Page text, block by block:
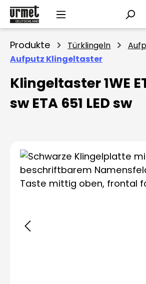
Zum Hauptinhalt springen
Produkte Türklingeln
Aufputz Klingeltaster
Klingeltaster 1WE
sw ETA 651 LED sw
Bildergalerie überspringen